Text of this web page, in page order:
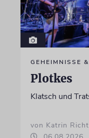
GEHEIMNISSE
Plotkes
Klatsch und
von Katrin